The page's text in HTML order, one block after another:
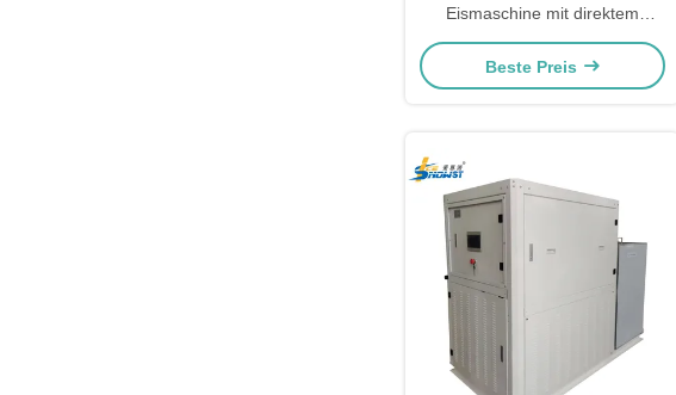
Eismaschine mit direktem
Kühlblock in Behältern 10
Tonnen
Beste Preis